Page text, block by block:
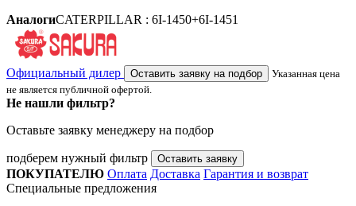
АналогиCATERPILLAR : 6I-1450+6I-1451
Официальный дилер Оставить заявку на подбор
Указанная цена
не является публичной офертой.
Не нашли фильтр?
Оставьте заявку менеджеру на подбор
подберем нужный фильтр Оставить заявку
ПОКУПАТЕЛЮ Оплата Доставка Гарантия и возврат
Специальные предложения